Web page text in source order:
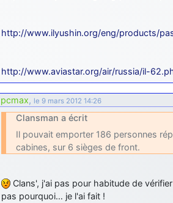
http://www.ilyushin.org/eng/products/
http://www.aviastar.org/air/russia/il-
pcmax, le 9 mars 2012 14:26
Clansman a écrit
Il pouvait emporter 186 personnes
cabines, sur 6 sièges de front.
Clans', j'ai pas pour habitude de
pas pourquoi… je l'ai fait !